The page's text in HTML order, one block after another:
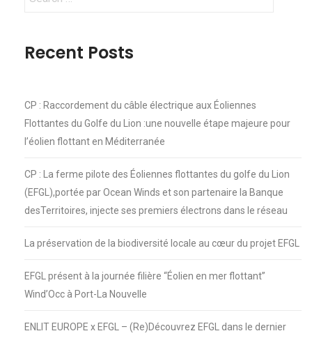
Recent Posts
CP : Raccordement du câble électrique aux Éoliennes
Flottantes du Golfe du Lion :une nouvelle étape majeure pour
l’éolien flottant en Méditerranée
CP : La ferme pilote des Éoliennes flottantes du golfe du Lion
(EFGL),portée par Ocean Winds et son partenaire la Banque
desTerritoires, injecte ses premiers électrons dans le réseau
La préservation de la biodiversité locale au cœur du projet EFGL
EFGL présent à la journée filière “Éolien en mer flottant”
Wind’Occ à Port-La Nouvelle
ENLIT EUROPE x EFGL – (Re)Découvrez EFGL dans le dernier